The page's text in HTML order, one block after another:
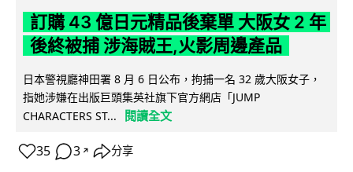
訂購 43 億日元精品後棄單 大阪女 2 年
後終被捕 涉海賊王,火影周邊產品
日本警視廳神田署 8 月 6 日公布，拘捕一名 32 歲大阪女子，
指她涉嫌在出版巨頭集英社旗下官方網店「JUMP
CHARACTERS ST...
閱讀全文
35 3 ↗ 分享